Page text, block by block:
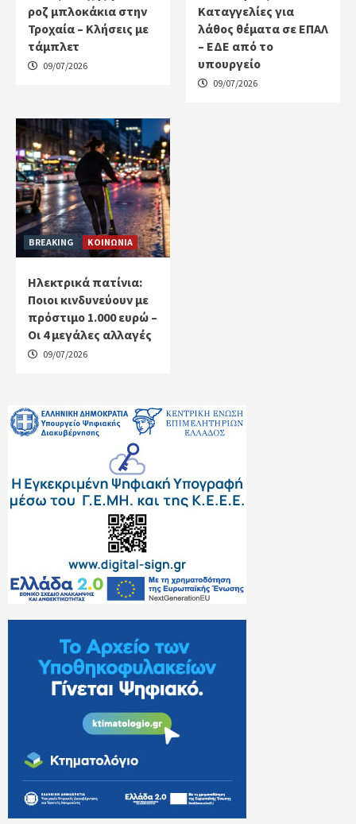
ροζ μπλοκάκια στην
Τροχαία – Κλήσεις με
τάμπλετ
09/07/2026
Καταγγελίες για
λάθος θέματα σε ΕΠΑΛ
– ΕΔΕ από το
υπουργείο
09/07/2026
BREAKING ΚΟΙΝΩΝΙΑ
Ηλεκτρικά πατίνια:
Ποιοι κινδυνεύουν με
πρόστιμο 1.000 ευρώ –
Οι 4 μεγάλες αλλαγές
09/07/2026